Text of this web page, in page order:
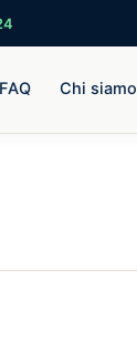
FAQ Chi siamo